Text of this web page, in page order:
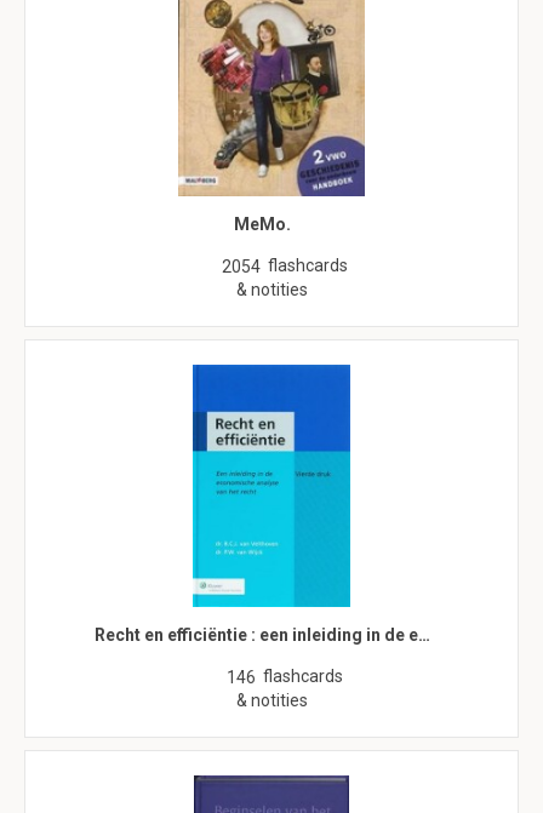
MeMo.
2054 flashcards
& notities
Recht en efficiëntie : een inleiding in de e…
146 flashcards
& notities